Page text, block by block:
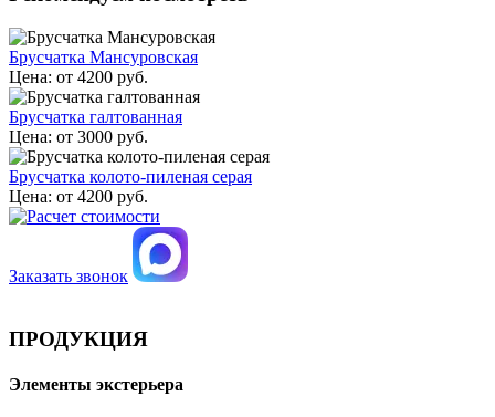
Брусчатка Мансуровская
Цена: от 4200 руб.
Брусчатка галтованная
Цена: от 3000 руб.
Брусчатка колото-пиленая серая
Цена: от 4200 руб.
Заказать звонок
ПРОДУКЦИЯ
Элементы экстерьера